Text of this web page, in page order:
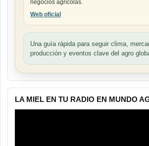
negocios agrícolas.
Web oficial
Una guía rápida para seguir clima,
producción y eventos clave del agro
LA MIEL EN TU RADIO EN MUNDO